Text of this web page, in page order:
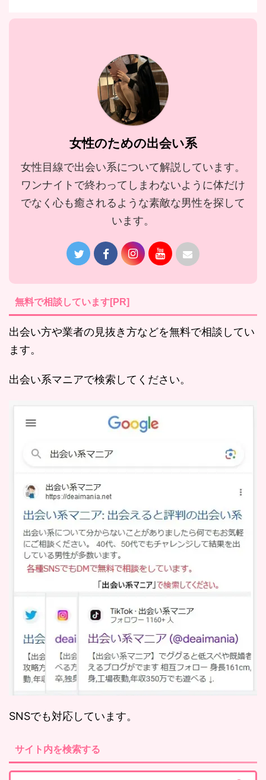
女性のための出会い系
女性目線で出会い系について解説しています。
ワンナイトで終わってしまわないように体だけ
でなく心も癒されるような素敵な男性を探して
います。
無料で相談しています[PR]
出会い方や業者の見抜き方などを無料で相談してい
ます。
出会い系マニアで検索してください。
SNSでも対応しています。
サイト内を検索する